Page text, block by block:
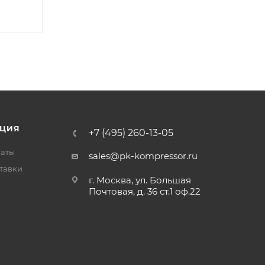
+7 (495) 260-13-05
sales@pk-kompressor.ru
г. Москва, ул. Большая
Почтовая, д. 36 ст.1 оф.22